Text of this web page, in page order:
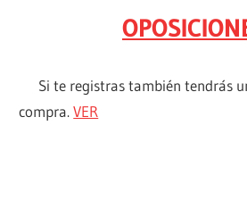
Si te registras también tendrás
compra.VER